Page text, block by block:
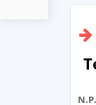
N.P.